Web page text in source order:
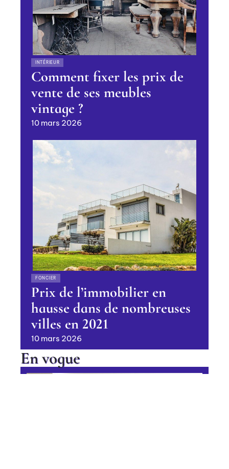
INTÉRIEUR
Comment fixer les prix de
vente de ses meubles
vintage ?
10 mars 2026
FONCIER
Prix de l’immobilier en
hausse dans de nombreuses
villes en 2021
10 mars 2026
En vogue